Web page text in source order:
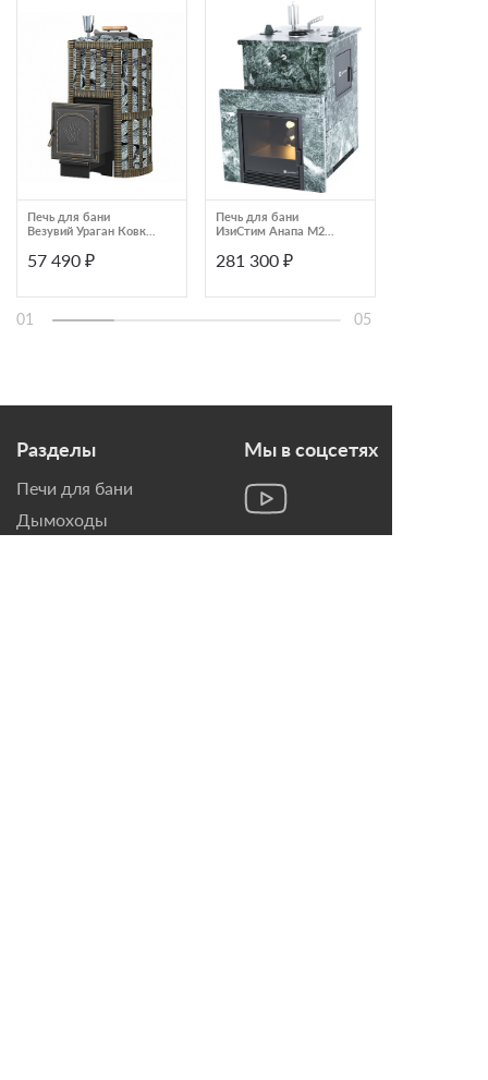
Печь для бани
Везувий Ураган Ковка
57 490 ₽
Печь для бани
ИзиСтим Анапа М2
281 300 ₽
01 05
Разделы
Печи для бани
Дымоходы
Мы в соцсетях